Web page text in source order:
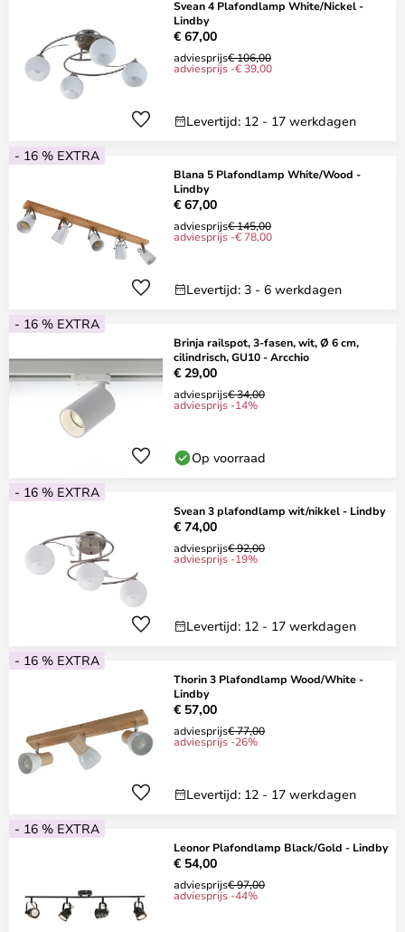
Svean 4 Plafondlamp White/Nickel -
Lindby
€ 67,00
adviesprijs€ 106,00
adviesprijs -€ 39,00
Levertijd: 12 - 17 werkdagen
- 16 % EXTRA
Blana 5 Plafondlamp White/Wood -
Lindby
€ 67,00
adviesprijs€ 145,00
adviesprijs -€ 78,00
Levertijd: 3 - 6 werkdagen
- 16 % EXTRA
Brinja railspot, 3-fasen, wit, Ø 6 cm,
cilindrisch, GU10 - Arcchio
€ 29,00
adviesprijs€ 34,00
adviesprijs -14%
Op voorraad
- 16 % EXTRA
Svean 3 plafondlamp wit/nikkel - Lindby
€ 74,00
adviesprijs€ 92,00
adviesprijs -19%
Levertijd: 12 - 17 werkdagen
- 16 % EXTRA
Thorin 3 Plafondlamp Wood/White -
Lindby
€ 57,00
adviesprijs€ 77,00
adviesprijs -26%
Levertijd: 12 - 17 werkdagen
- 16 % EXTRA
Leonor Plafondlamp Black/Gold - Lindby
€ 54,00
adviesprijs€ 97,00
adviesprijs -44%